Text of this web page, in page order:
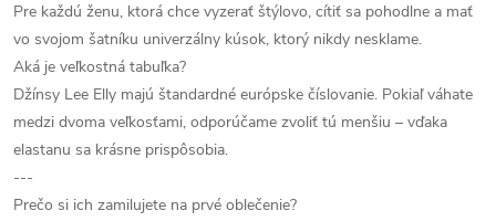
Pre každú ženu, ktorá chce vyzerať štýlovo, cítiť sa pohodlne a mať
vo svojom šatníku univerzálny kúsok, ktorý nikdy nesklame.
Aká je veľkostná tabuľka?
Džínsy Lee Elly majú štandardné európske číslovanie. Pokiaľ váhate
medzi dvoma veľkosťami, odporúčame zvoliť tú menšiu – vďaka
elastanu sa krásne prispôsobia.
---
Prečo si ich zamilujete na prvé oblečenie?